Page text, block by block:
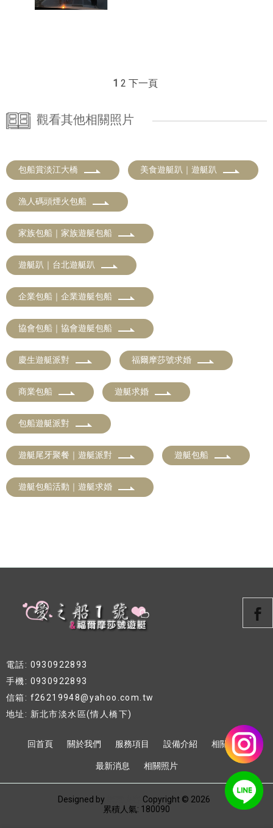
1 2 下一頁
觀看其他相關照片
包船賞淡江大橋 美食遊艇趴｜遊艇趴
漁人碼頭煙火包船
家族包船｜家族遊艇包船
遊艇趴｜台北遊艇趴
企業包船｜企業遊艇包船
協會包船｜協會遊艇包船
慶生遊艇派對 福爾摩莎號求婚
商業包船 遊艇求婚
包船遊艇派對
遊艇尾牙聚餐｜遊艇派對 遊艇包船
遊艇包船活動｜遊艇求婚
電話: 0930922893
手機: 0930922893
信箱: f26219948@yahoo.com.tw
地址: 新北市淡水區(情人橋下)
回首頁 關於我們 服務項目 設備介紹 相關資訊
最新消息 相關照片
Designed by Copyright © 2026
累積人氣: 180090